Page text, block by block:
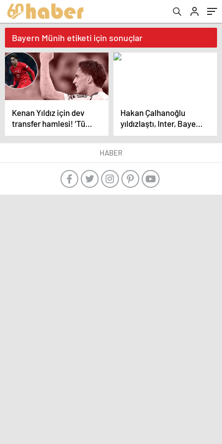
Bayern Münih etiketi için sonuçlar
Kenan Yıldız için dev
transfer hamlesi! ‘Türk
mücevheri’ diyerek
bombayı duyurdular…
Hakan Çalhanoğlu
yıldızlaştı, Inter, Bayern
Münih’i devirdi! Real
Madrid, Arsenal
karşısında bu kez
HABER